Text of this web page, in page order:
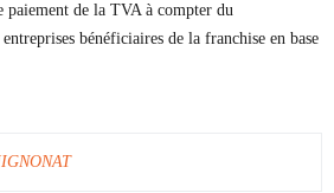
de la TVA à compter du
bénéficiaires de la franchise en base